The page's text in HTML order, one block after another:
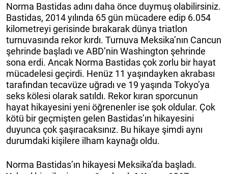
Norma Bastidas adını daha önce duymuş olabilirsiniz.
Bastidas, 2014 yılında 65 gün mücadere edip 6.054
kilometreyi gerisinde bırakarak dünya triatlon
turnuvasında rekor kırdı. Turnuva Meksika’nın Cancun
şehrinde başladı ve ABD’nin Washington şehrinde
sona erdi. Ancak Norma Bastidas çok zorlu bir hayat
mücadelesi geçirdi. Henüz 11 yaşındayken akrabası
tarafından tecavüze uğradı ve 19 yaşında Tokyo’ya
seks kölesi olarak satıldı. Rekor kıran sporcunun
hayat hikayesini yeni öğrenenler ise şok oldular. Çok
kötü bir geçmişten gelen Bastidas’ın hikayesini
duyunca çok şaşıracaksınız. Bu hikaye şimdi aynı
durumdaki kişilere ilham kaynağı oldu.
Norma Bastidas’ın hikayesi Meksika’da başladı.